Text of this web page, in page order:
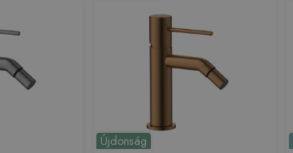
Újdonság